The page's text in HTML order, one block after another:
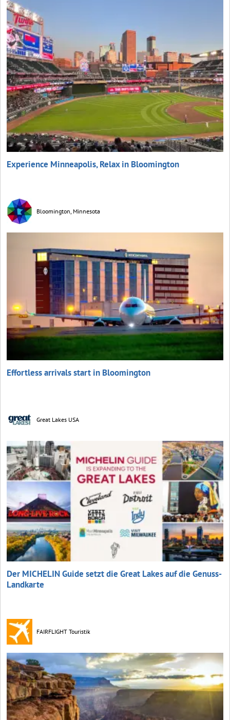
Experience Minneapolis, Relax in Bloomington
Bloomington, Minnesota
Effortless arrivals start in Bloomington
Great Lakes USA
Der MICHELIN Guide setzt die Great Lakes auf die Genuss-
Landkarte
FAIRFLIGHT Touristik